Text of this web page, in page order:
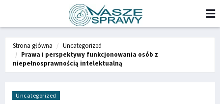
Strona główna
Uncategorized
Prawa i perspektywy funkcjonowania osób z
niepełnosprawnością intelektualną
Uncategorized